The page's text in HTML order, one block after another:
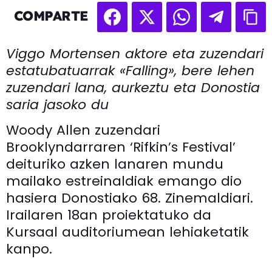
COMPARTE
Viggo Mortensen aktore eta zuzendari
estatubatuarrak «Falling», bere lehen
zuzendari lana, aurkeztu eta Donostia
saria jasoko du
Woody Allen zuzendari
Brooklyndarraren ‘Rifkin’s Festival’
deituriko azken lanaren mundu
mailako estreinaldiak emango dio
hasiera Donostiako 68. Zinemaldiari.
Irailaren 18an proiektatuko da
Kursaal auditoriumean lehiaketatik
kanpo.